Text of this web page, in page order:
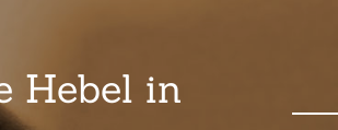
Hebel in